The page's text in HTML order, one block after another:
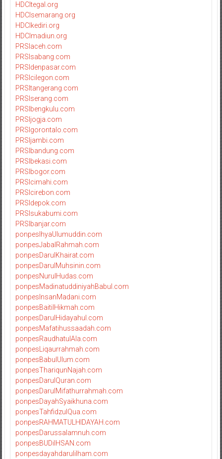
HDCItegal.org
HDCIsemarang.org
HDCIkediri.org
HDCImadiun.org
PRSIaceh.com
PRSIsabang.com
PRSIdenpasar.com
PRSIcilegon.com
PRSItangerang.com
PRSIserang.com
PRSIbengkulu.com
PRSIjogja.com
PRSIgorontalo.com
PRSIjambi.com
PRSIbandung.com
PRSIbekasi.com
PRSIbogor.com
PRSIcimahi.com
PRSIcirebon.com
PRSIdepok.com
PRSIsukabumi.com
PRSIbanjar.com
ponpesIhyaUlumuddin.com
ponpesJabalRahmah.com
ponpesDarulKhairat.com
ponpesDarulMuhsinin.com
ponpesNurulHudas.com
ponpesMadinatuddiniyahBabul.com
ponpesInsanMadani.com
ponpesBaitilHikmah.com
ponpesDarulHidayahul.com
ponpesMafatihussaadah.com
ponpesRaudhatulAla.com
ponpesLiqaurrahmah.com
ponpesBabulUlum.com
ponpesThariqunNajah.com
ponpesDarulQuran.com
ponpesDarulMifathurrahmah.com
ponpesDayahSyaikhuna.com
ponpesTahfidzulQua.com
ponpesRAHMATULHIDAYAH.com
ponpesDarussalamnuh.com
ponpesBUDiIHSAN.com
ponpesdayahdarulilham.com